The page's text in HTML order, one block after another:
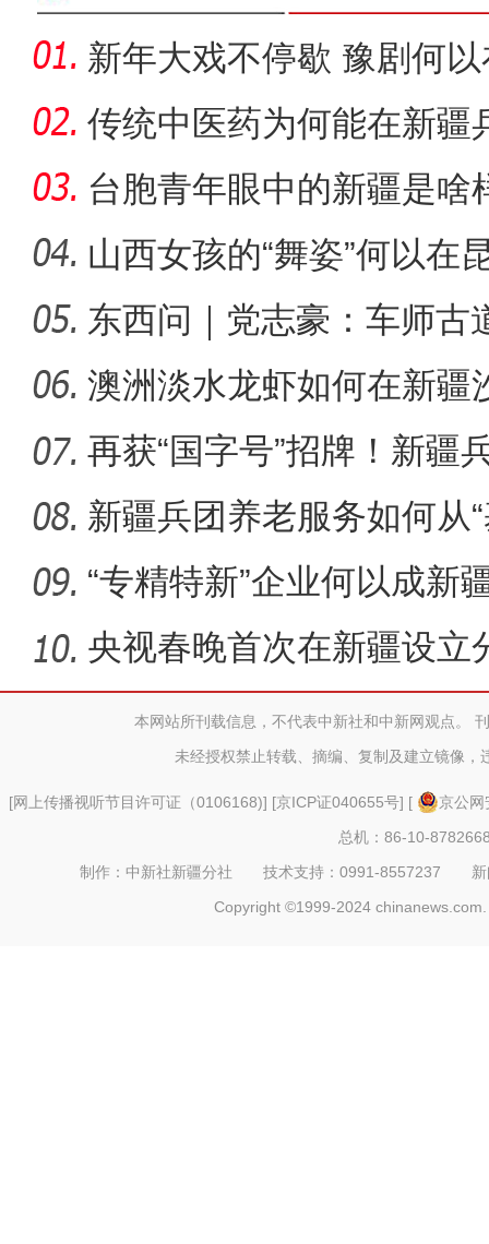
新疆库车：志愿者慰问幸
全力开展公正检验 助力
新年大戏不停歇 豫剧何
睐？
传统中医药为何能在新疆
台胞青年眼中的新疆是啥
山西女孩的“舞姿”何以在
东西问｜党志豪：车师古
的要道
澳洲淡水龙虾如何在新疆
再获“国字号”招牌！新疆
何
新疆兵团养老服务如何从
养
“专精特新”企业何以成新
力军
央视春晚首次在新疆设立
何花落喀
本网站所刊载信息，不代表中新社和中新网观点。
未经授权禁止转载、摘编、复制及建立镜像，
[网上传播视听节目许可证（0106168)] [京ICP证040655号] [
京公
总机：86-10-
制作：中新社新疆分社 技术支持：0991-8557237
Copyright ©1999-2024